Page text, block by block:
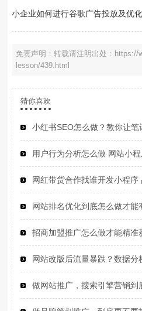
小企业如何进行谷歌广告投放及优
免责声明：转载请注明出处：https://
lesson/439.html
猜你喜欢
小红书SEO怎么做？教你让
用户行为分析怎么做 网站小
网红带货合作找谁开发小程序
网站排名优化到底怎么做才能
招商加盟推广怎么做才能精准
网站改版后流量暴跌？数据分
做网站推广，搜索引擎营销到